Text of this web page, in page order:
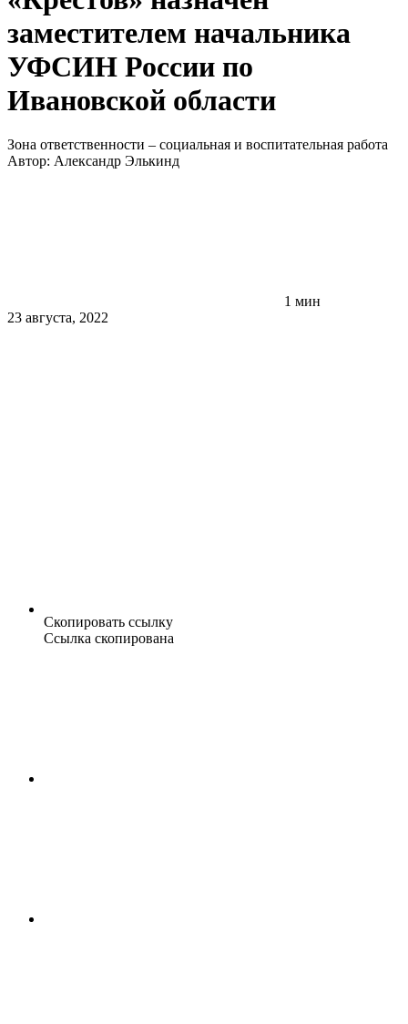
заместителем начальника
УФСИН России по
Ивановской области
Зона ответственности – социальная и воспитательная работа
Автор: Александр Элькинд
1 мин
23 августа, 2022
Скопировать ссылку
Ссылка скопирована